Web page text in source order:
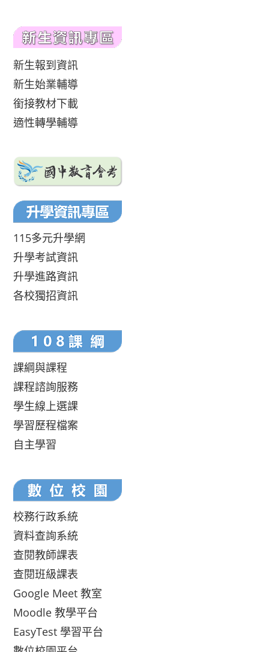
新生報到資訊
新生始業輔導
銜接教材下載
適性轉學輔導
115多元升學網
升學考試資訊
升學進路資訊
各校獨招資訊
課綱與課程
課程諮詢服務
學生線上選課
學習歷程檔案
自主學習
校務行政系統
資料查詢系統
查閱教師課表
查閱班級課表
Google Meet 教室
Moodle 教學平台
EasyTest 學習平台